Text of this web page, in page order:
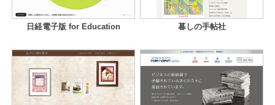
日経電子版 for Education 暮しの手帖社